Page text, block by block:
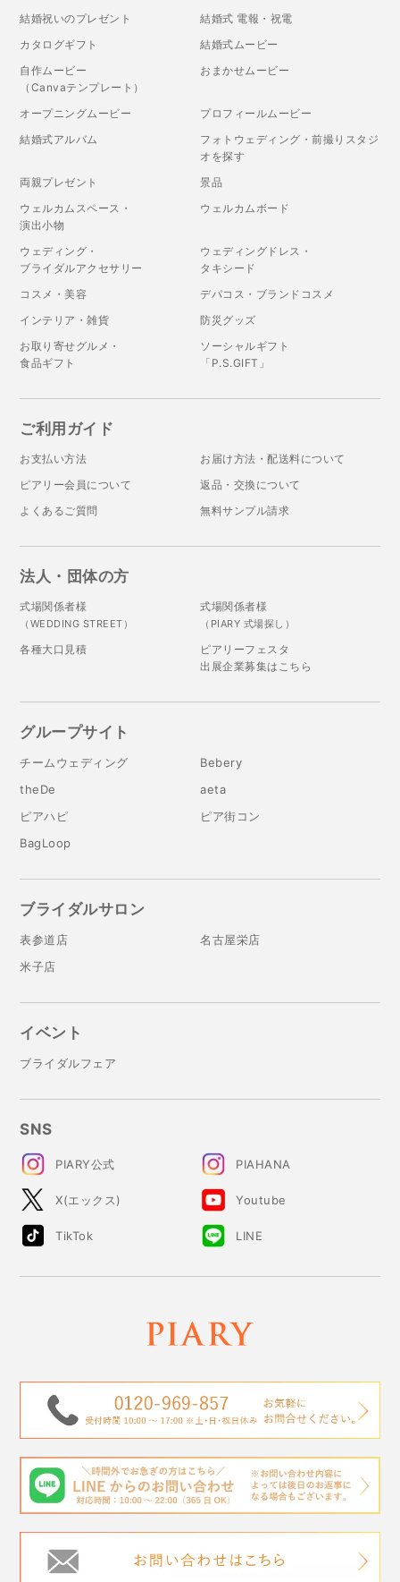
結婚祝いのプレゼント
結婚式 電報・祝電
カタログギフト
結婚式ムービー
自作ムービー
（Canvaテンプレート）
おまかせムービー
オープニングムービー
プロフィールムービー
結婚式アルバム
フォトウェディング・前撮りスタジ
オを探す
両親プレゼント
景品
ウェルカムスペース・
演出小物
ウェルカムボード
ウェディング・
ブライダルアクセサリー
ウェディングドレス・
タキシード
コスメ・美容
デパコス・ブランドコスメ
インテリア・雑貨
防災グッズ
お取り寄せグルメ・
食品ギフト
ソーシャルギフト
「P.S.GIFT」
ご利用ガイド
お支払い方法
お届け方法・配送料について
ピアリー会員について
返品・交換について
よくあるご質問
無料サンプル請求
法人・団体の方
式場関係者様
（WEDDING STREET）
式場関係者様
（PIARY 式場探し）
各種大口見積
ピアリーフェスタ
出展企業募集はこちら
グループサイト
チームウェディング
Bebery
theDe
aeta
ピアハピ
ピア街コン
BagLoop
ブライダルサロン
表参道店
名古屋栄店
米子店
イベント
ブライダルフェア
SNS
PIARY公式 PIAHANA
X(エックス) Youtube
TikTok LINE